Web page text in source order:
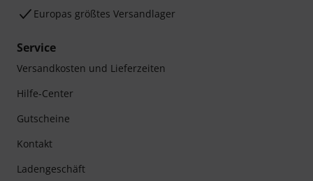
Europas größtes Versandlager
Service
Versandkosten und Lieferzeiten
Hilfe-Center
Gutscheine
Kontakt
Ladengeschäft